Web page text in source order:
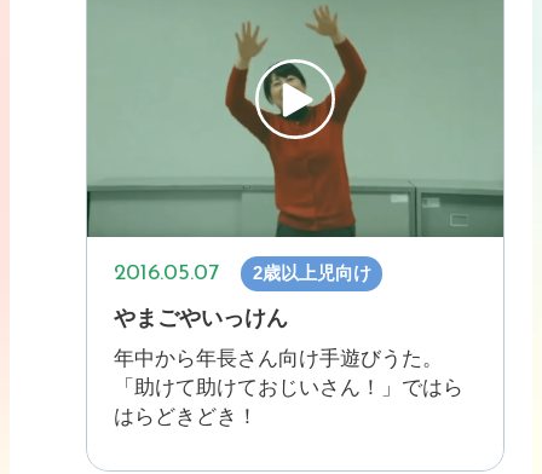
2016.05.07 2歳以上児向け
やまごやいっけん
年中から年長さん向け手遊びうた。
「助けて助けておじいさん！」ではら
はらどきどき！